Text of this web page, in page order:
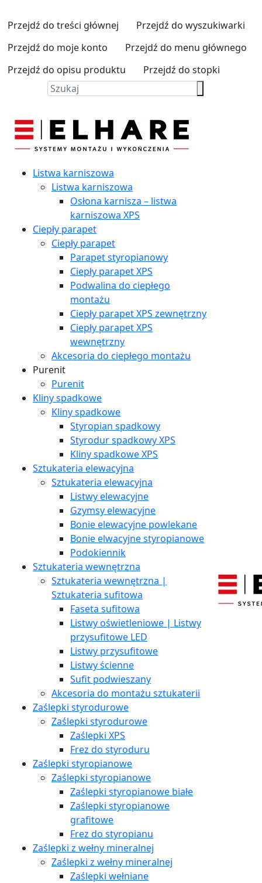
Przejdź do treści głównej
Przejdź do wyszukiwarki
Przejdź do moje konto
Przejdź do menu głównego
Przejdź do opisu produktu
Przejdź do stopki
Listwa karniszowa
Listwa karniszowa
Osłona karnisza – listwa
karniszowa XPS
Ciepły parapet
Ciepły parapet
Parapet styropianowy
Ciepły parapet XPS
Podwalina do ciepłego
montażu
Ciepły parapet XPS zewnętrzny
Ciepły parapet XPS
wewnętrzny
Akcesoria do ciepłego montażu
Purenit
Purenit
Kliny spadkowe
Kliny spadkowe
Styropian spadkowy
Styrodur spadkowy XPS
Kliny spadkowe XPS
Sztukateria elewacyjna
Sztukateria elewacyjna
Listwy elewacyjne
Gzymsy elewacyjne
Bonie elewacyjne powlekane
Bonie elwacyjne styropianowe
Podokiennik
Sztukateria wewnętrzna
Sztukateria wewnętrzna |
Sztukateria sufitowa
Faseta sufitowa
Listwy oświetleniowe | Listwy
przysufitowe LED
Listwy przysufitowe
Listwy ścienne
Sufit podwieszany
Akcesoria do montażu sztukaterii
Zaślepki styrodurowe
Zaślepki styrodurowe
Zaślepki XPS
Frez do styroduru
Zaślepki styropianowe
Zaślepki styropianowe
Zaślepki styropianowe białe
Zaślepki styropianowe
grafitowe
Frez do styropianu
Zaślepki z wełny mineralnej
Zaślepki z wełny mineralnej
Zaślepki wełniane